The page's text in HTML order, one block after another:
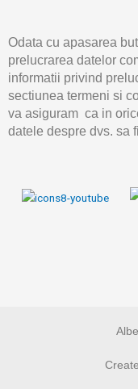
Odata cu apasarea
prelucrarea datelor
informatii privind
sectiunea termeni si
va asiguram ca in
datele despre dvs. sa